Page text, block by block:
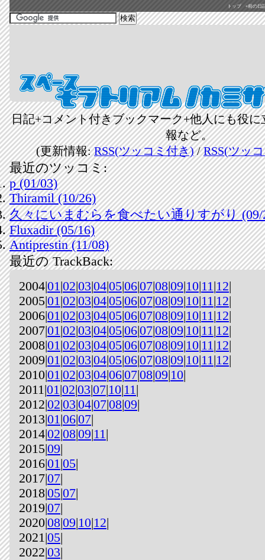
トップ «前の日
日記+コメント付きブックマーク+他人にも役
報など。
(更新情報:RSS(ツッコミ付き)/RSS(ツッ
最近のツッコミ:
p (01/03)
Thiramil (10/26)
久々にいまむらを食べたい通りすがり (09/
Fluxadir (05/16)
Antiprestin (11/08)
最近の TrackBack:
2004|01|02|03|04|05|06|07|08|09|10|11|12|
2005|01|02|03|04|05|06|07|08|09|10|11|12|
2006|01|02|03|04|05|06|07|08|09|10|11|12|
2007|01|02|03|04|05|06|07|08|09|10|11|12|
2008|01|02|03|04|05|06|07|08|09|10|11|12|
2009|01|02|03|04|05|06|07|08|09|10|11|12|
2010|01|02|03|04|06|07|08|09|10|
2011|01|02|03|07|10|11|
2012|02|03|04|07|08|09|
2013|01|06|07|
2014|02|08|09|11|
2015|09|
2016|01|05|
2017|07|
2018|05|07|
2019|07|
2020|08|09|10|12|
2021|05|
2022|03|